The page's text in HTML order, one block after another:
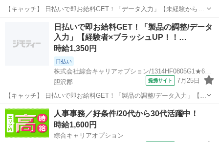
【キャッチ】 日払いで即お給料GET！「データ入力」【未経験から安
心スタート♪】ウレシイ☆土日祝休♪ガッツリ稼げる残業月20H以上！
来る仕事ないかな・・...
奥州市 一般事務
日払いで即お給料GET！「製品の調整/データ
入力」【経験者×ブラッシュUP！！…
時給1,350円
日払い
株式会社綜合キャリアオプション/1314HF0805G1★67-N
胆沢郡
提携サイト 7月25日
【キャッチ】 日払いで即お給料GET！「製品の調整/データ入力」【経
験者×ブラッシュUP！！】モノ足りない方に・残業20H未満♪高！ 【コ
メント】 弊社なら事前の職場見学が多数！お仕事安心スタート★★
「派遣では働いたこ...
岩手 胆沢郡 一般事務
人事事務／好条件/20代から30代活躍中！
時給1,600円
綜合キャリアオプション